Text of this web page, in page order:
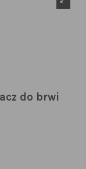
do brwi